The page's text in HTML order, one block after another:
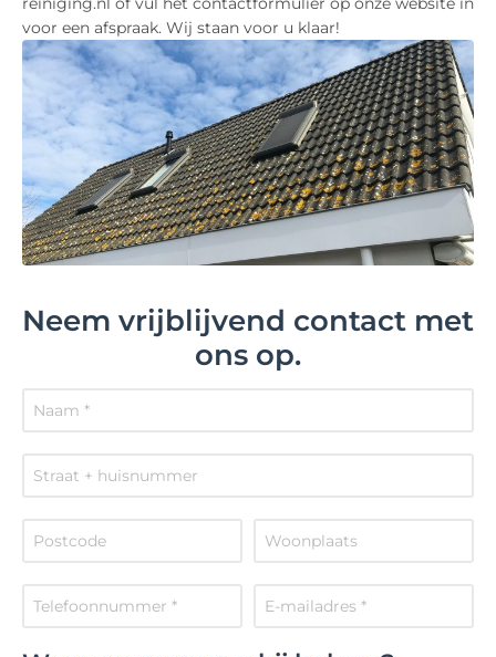
voor een afspraak. Wij staan voor u klaar!
Neem vrijblijvend contact met
ons op.